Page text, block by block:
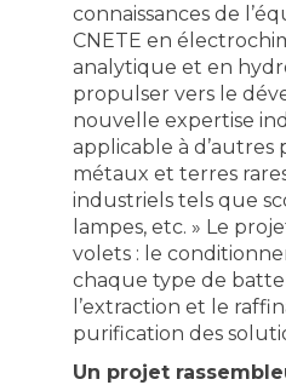
connaissances de
CNETE en
analytique et en
propulser vers le
nouvelle expertise
applicable à d’autres
métaux et terres
industriels tels que
lampes, etc. » Le
volets : le
chaque type de
l’extraction et le
purification des
Un projet